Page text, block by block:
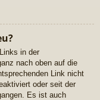
in der
nach oben auf die
Link nicht
oder seit der
Es ist auch